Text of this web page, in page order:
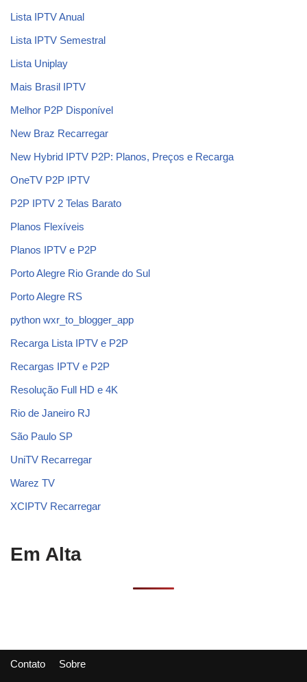
Lista IPTV Anual
Lista IPTV Semestral
Lista Uniplay
Mais Brasil IPTV
Melhor P2P Disponível
New Braz Recarregar
New Hybrid IPTV P2P: Planos, Preços e Recarga
OneTV P2P IPTV
P2P IPTV 2 Telas Barato
Planos Flexíveis
Planos IPTV e P2P
Porto Alegre Rio Grande do Sul
Porto Alegre RS
python wxr_to_blogger_app
Recarga Lista IPTV e P2P
Recargas IPTV e P2P
Resolução Full HD e 4K
Rio de Janeiro RJ
São Paulo SP
UniTV Recarregar
Warez TV
XCIPTV Recarregar
Em Alta
Contato Sobre